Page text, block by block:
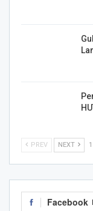
PREV NEXT
Facebook